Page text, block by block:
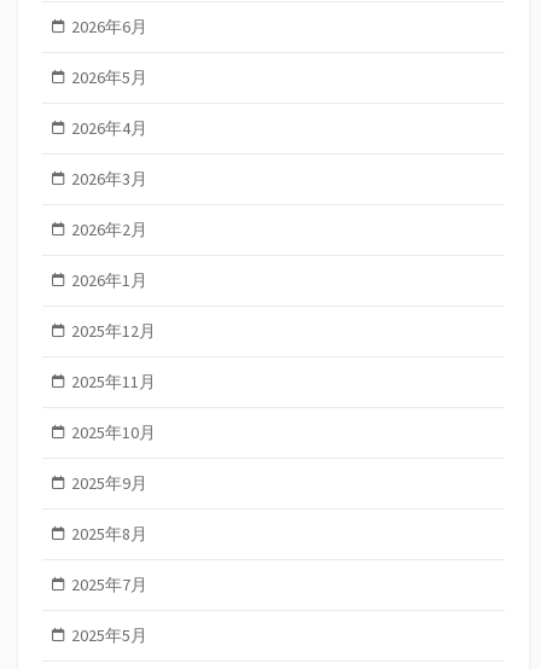
2026年6月
2026年5月
2026年4月
2026年3月
2026年2月
2026年1月
2025年12月
2025年11月
2025年10月
2025年9月
2025年8月
2025年7月
2025年5月